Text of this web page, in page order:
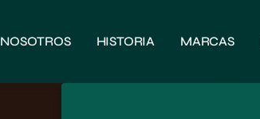
NOSOTROS HISTORIA MARCAS